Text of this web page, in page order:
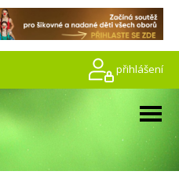
přihlášení